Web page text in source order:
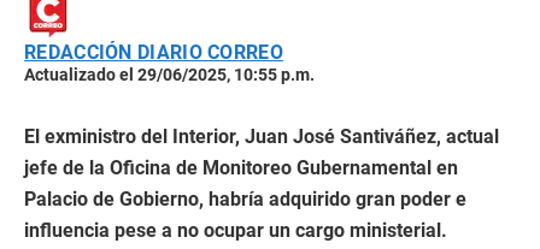
REDACCIÓN DIARIO CORREO
Actualizado el 29/06/2025, 10:55 p.m.
El exministro del Interior, Juan José Santiváñez, actual
jefe de la Oficina de Monitoreo Gubernamental en
Palacio de Gobierno, habría adquirido gran poder e
influencia pese a no ocupar un cargo ministerial.